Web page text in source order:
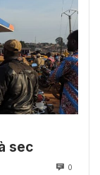
sec
0